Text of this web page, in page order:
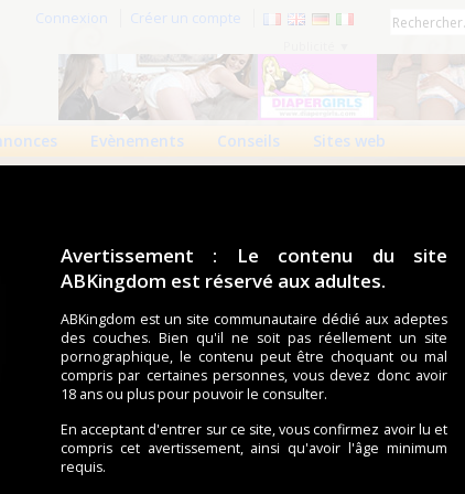
Avertissement : Le contenu du site
ABKingdom est réservé aux adultes.
ABKingdom est un site communautaire dédié aux adeptes
des couches. Bien qu'il ne soit pas réellement un site
pornographique, le contenu peut être choquant ou mal
compris par certaines personnes, vous devez donc avoir
18 ans ou plus pour pouvoir le consulter.
En acceptant d'entrer sur ce site, vous confirmez avoir lu et
compris cet avertissement, ainsi qu'avoir l'âge minimum
requis.
Connexion Créer un compte
Evènements Conseils Sites web